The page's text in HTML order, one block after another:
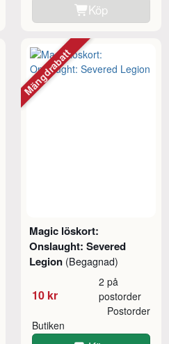
Köp
Magic löskort:
Onslaught: Severed
Legion (Begagnad)
10 kr
2 på
postorder
Butiken
Postorder
Mängdrabatt